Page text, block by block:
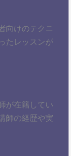
向けのテクニ
たレッスンが
が在籍してい
師の経歴や実